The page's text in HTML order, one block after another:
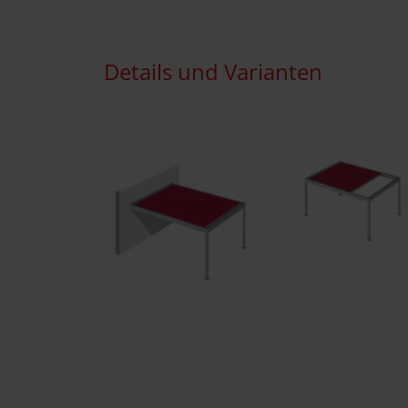
Details und Varianten